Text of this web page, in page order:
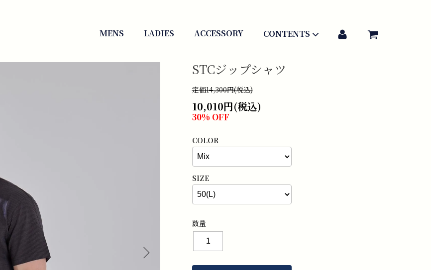
MENS LADIES ACCESSORY CONTENTS
STCジップシャツ
定価14,300円(税込)
10,010円(税込)
30% OFF
COLOR
SIZE
数量